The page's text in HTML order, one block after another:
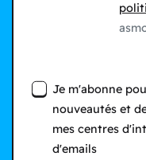
Je m'abonne
nouveautés et
mes centres
d'emails